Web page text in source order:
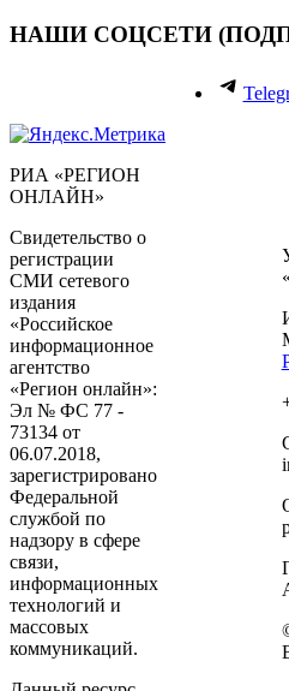
НАШИ СОЦСЕТИ
РИА «РЕГИОН
ОНЛАЙН»
Свидетельство о
регистрации
СМИ сетевого
издания
«Российское
информационное
агентство
«Регион онлайн»:
Эл № ФС 77 -
73134 от
06.07.2018,
зарегистрировано
Федеральной
службой по
надзору в сфере
связи,
информационных
технологий и
массовых
коммуникаций.